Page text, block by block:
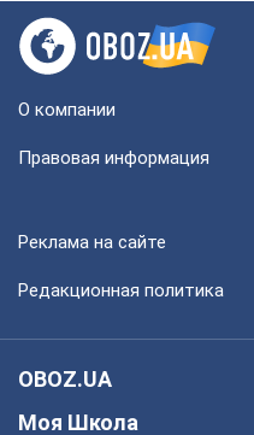
О компании
Правовая информация
Реклама на сайте
Редакционная политика
OBOZ.UA
Моя Школа